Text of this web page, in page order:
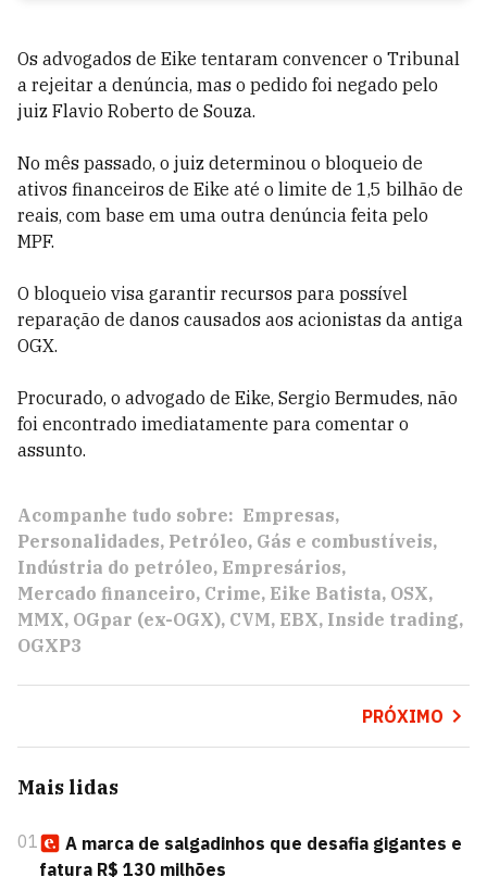
Os advogados de Eike tentaram convencer o Tribunal
a rejeitar a denúncia, mas o pedido foi negado pelo
juiz Flavio Roberto de Souza.
No mês passado, o juiz determinou o bloqueio de
ativos financeiros de Eike até o limite de 1,5 bilhão de
reais, com base em uma outra denúncia feita pelo
MPF.
O bloqueio visa garantir recursos para possível
reparação de danos causados aos acionistas da antiga
OGX.
Procurado, o advogado de Eike, Sergio Bermudes, não
foi encontrado imediatamente para comentar o
assunto.
Acompanhe tudo sobre: Empresas
Personalidades Petróleo Gás e combustíveis
Indústria do petróleo Empresários
Mercado financeiro Crime Eike Batista OSX
MMX OGpar (ex-OGX) CVM EBX Inside trading
OGXP3
PRÓXIMO
Mais lidas
01
A marca de salgadinhos que desafia gigantes e
fatura R$ 130 milhões